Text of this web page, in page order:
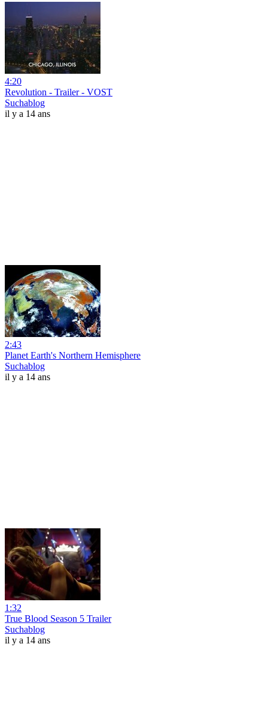
4:20
Revolution - Trailer - VOST
Suchablog
il y a 14 ans
2:43
Planet Earth's Northern Hemisphere
Suchablog
il y a 14 ans
1:32
True Blood Season 5 Trailer
Suchablog
il y a 14 ans